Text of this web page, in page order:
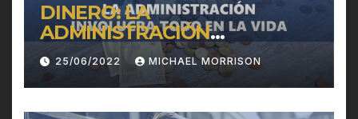
DINERO: LA
ADMINISTRACIÓN
INVOLUCRA TODO EN LA
VIDA
25/06/2022 MICHAEL MORRISON